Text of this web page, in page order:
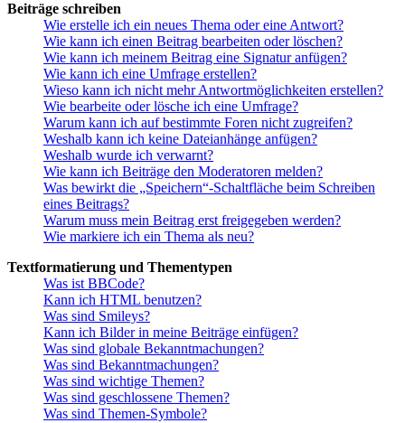
Beiträge schreiben
Wie erstelle ich ein neues Thema oder eine Antwort?
Wie kann ich einen Beitrag bearbeiten oder löschen?
Wie kann ich meinem Beitrag eine Signatur anfügen?
Wie kann ich eine Umfrage erstellen?
Wieso kann ich nicht mehr Antwortmöglichkeiten erstellen?
Wie bearbeite oder lösche ich eine Umfrage?
Warum kann ich auf bestimmte Foren nicht zugreifen?
Weshalb kann ich keine Dateianhänge anfügen?
Weshalb wurde ich verwarnt?
Wie kann ich Beiträge den Moderatoren melden?
Was bewirkt die „Speichern“-Schaltfläche beim Schreiben
eines Beitrags?
Warum muss mein Beitrag erst freigegeben werden?
Wie markiere ich ein Thema als neu?
Textformatierung und Thementypen
Was ist BBCode?
Kann ich HTML benutzen?
Was sind Smileys?
Kann ich Bilder in meine Beiträge einfügen?
Was sind globale Bekanntmachungen?
Was sind Bekanntmachungen?
Was sind wichtige Themen?
Was sind geschlossene Themen?
Was sind Themen-Symbole?